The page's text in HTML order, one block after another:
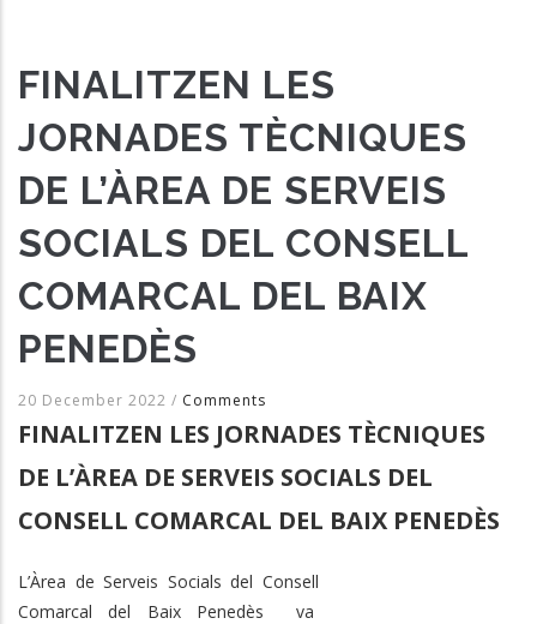
FINALITZEN LES
JORNADES TÈCNIQUES
DE L’ÀREA DE SERVEIS
SOCIALS DEL CONSELL
COMARCAL DEL BAIX
PENEDÈS
20 December 2022 / Comments
FINALITZEN LES JORNADES TÈCNIQUES
DE L’ÀREA DE SERVEIS SOCIALS DEL
CONSELL COMARCAL DEL BAIX PENEDÈS
L’Àrea de Serveis Socials del Consell
Comarcal del Baix Penedès va